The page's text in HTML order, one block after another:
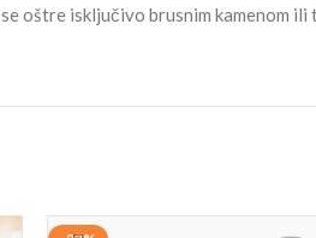
oštre isključivo brusnim kamenom